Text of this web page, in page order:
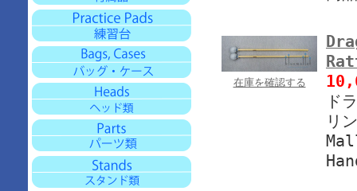
在庫を確認する
ド
リ